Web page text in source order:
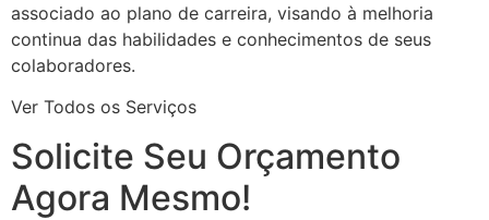
associado ao plano de carreira, visando à melhoria
continua das habilidades e conhecimentos de seus
colaboradores.
Ver Todos os Serviços
Solicite Seu Orçamento
Agora Mesmo!